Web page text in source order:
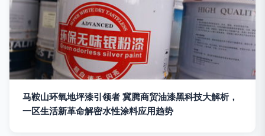
马鞍山环氧地坪漆引领者 冀腾商贸油漆黑科技大解析，
一区生活新革命解密水性涂料应用趋势